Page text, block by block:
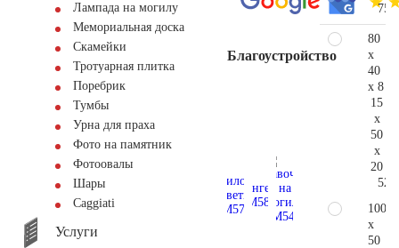
Лампада на могилу
Мемориальная доска
Скамейки
Тротуарная плитка
Поребрик
Тумбы
Урна для праха
Фото на памятник
Фотоовалы
Шары
Сaggiati
Услуги
Благоустройство
80
x
40
x 8
15
x
50
x
20
100
x
50